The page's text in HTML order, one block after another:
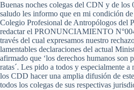
Buenas noches colegas del CDN y de
saludo les informo que en mi condición
Colegio Profesional de Antropólogos del
redactar el PRONUNCIAMIENTO
través del cual expresamos nuestro
lamentables declaraciones del actual
afirmado que ‘los derechos humanos son
ratas´. Les pido a todos y especialmente a
los CDD hacer una amplia difusión de
todos los colegas de sus respectivas